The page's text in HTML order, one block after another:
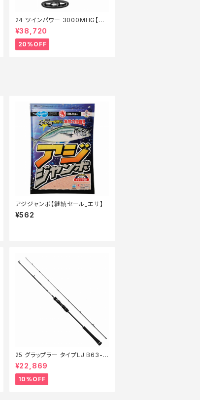
24 ツインパワー 3000MHG【特
価リール】【20】
¥38,720
20%OFF
アジジャンボ【継続セール_エサ】
¥562
25 グラップラー タイプLJ B63-3
【継続セール_ロッド】【10】
¥22,869
10%OFF